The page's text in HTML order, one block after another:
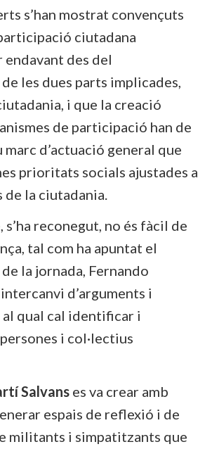
s’han mostrat convençuts
ciutadana
des del
les dues parts implicades,
i que la creació
de participació han de
marc d’actuació general que
prioritats socials ajustades a
de la ciutadania.
s’ha reconegut, no és fàcil de
tal com ha apuntat el
la jornada, Fernando
d’arguments i
al qual cal identificar i
i col·lectius
Salvans es va crear amb
espais de reflexió i de
militants i simpatitzants que